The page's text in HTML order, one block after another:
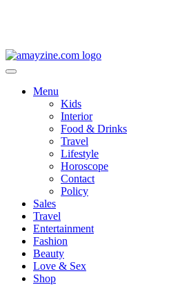
Menu
Kids
Interior
Food & Drinks
Travel
Lifestyle
Horoscope
Contact
Policy
Sales
Travel
Entertainment
Fashion
Beauty
Love & Sex
Shop